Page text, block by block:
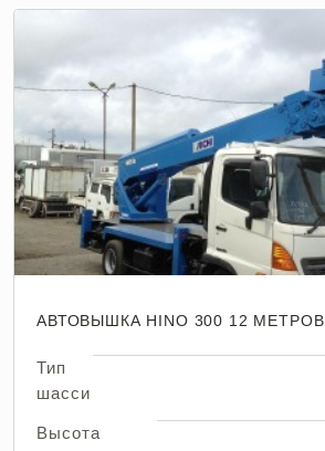
АВТОВЫШКА HINO 300 12 МЕТРОВ
Тип
шасси
Высота